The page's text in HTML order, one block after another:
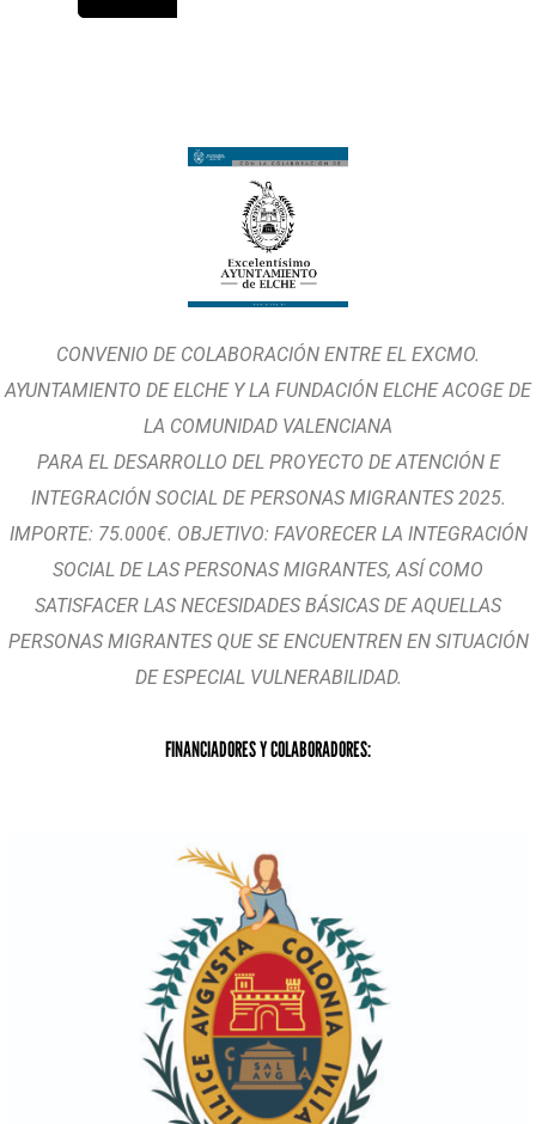
CONVENIO DE COLABORACIÓN ENTRE EL EXCMO.
AYUNTAMIENTO DE ELCHE Y LA FUNDACIÓN ELCHE ACOGE DE
LA COMUNIDAD VALENCIANA
PARA EL DESARROLLO DEL PROYECTO DE ATENCIÓN E
INTEGRACIÓN SOCIAL DE PERSONAS MIGRANTES 2025.
IMPORTE: 75.000€. OBJETIVO: FAVORECER LA INTEGRACIÓN
SOCIAL DE LAS PERSONAS MIGRANTES, ASÍ COMO
SATISFACER LAS NECESIDADES BÁSICAS DE AQUELLAS
PERSONAS MIGRANTES QUE SE ENCUENTREN EN SITUACIÓN
DE ESPECIAL VULNERABILIDAD.
FINANCIADORES Y COLABORADORES: